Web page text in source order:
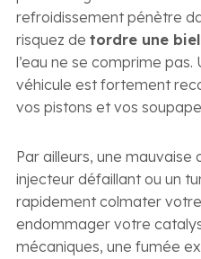
refroidissement pénètre
risquez de tordre une
l’eau ne se comprime
véhicule est fortement
vos pistons et vos
Par ailleurs, une mauvaise
injecteur défaillant ou un
rapidement colmater
endommager votre
mécaniques, une fumée